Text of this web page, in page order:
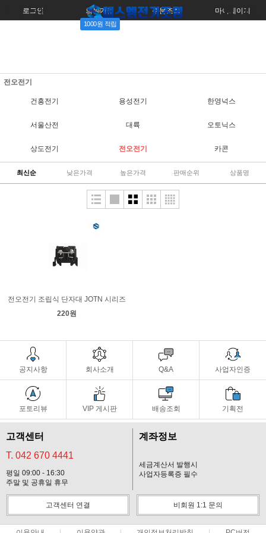
로그인 회원가입
1000원 적립
주문조회 마이페이지
전오전기
건흥전기 용성전기 한영넉스
서울산전 대륙 오토닉스
상도전기 전오전기 카콘
최신순 낮은가격 높은가격 판매순위 상품명
전오전기 조립식 단자대 JOTN 시리즈
220원
공지사항 회사소개 Q&A 사업자인증
포토리뷰 VIP 게시판 배송조회 기획전
고객센터
T. 042 670 4441
평일 09:00 - 16:30
주말 및 공휴일 휴무
계좌정보
세금계산서 발행시
사업자등록증 필수
고객센터 연결 비회원 1:1 문의